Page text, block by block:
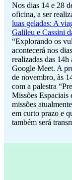
Nos dias 14 e 28
oficina, a ser
luas geladas: A
Galileu e Cassini
“Explorando os
acontecerá nos
realizadas das
Google Meet. A
de novembro, às
com a palestra
Missões Espaciais
missões
em curto prazo e
também será